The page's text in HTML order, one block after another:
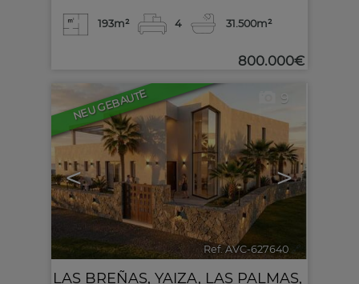
193m² 4 31.500m²
800.000€
NEU GEBAUTE
< >
9
Ref. AVC-627640 🔗
LAS BREÑAS, YAIZA, LAS PALMAS,